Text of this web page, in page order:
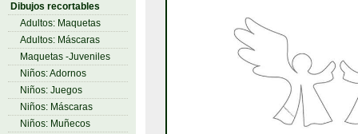
Dibujos recortables
Adultos: Maquetas
Adultos: Máscaras
Maquetas -Juveniles
Niños: Adornos
Niños: Juegos
Niños: Máscaras
Niños: Muñecos